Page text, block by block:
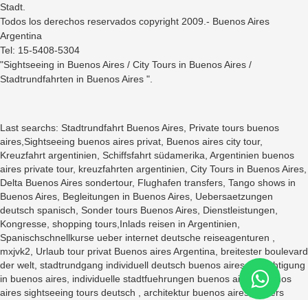
Stadt.
Todos los derechos reservados copyright 2009.- Buenos Aires
Argentina
Tel: 15-5408-5304
"Sightseeing in Buenos Aires / City Tours in Buenos Aires /
Stadtrundfahrten in Buenos Aires ".
Last searchs: Stadtrundfahrt Buenos Aires, Private tours buenos
aires,Sightseeing buenos aires privat, Buenos aires city tour,
Kreuzfahrt argentinien, Schiffsfahrt südamerika, Argentinien buenos
aires private tour, kreuzfahrten argentinien, City Tours in Buenos Aires,
Delta Buenos Aires sondertour, Flughafen transfers, Tango shows in
Buenos Aires, Begleitungen in Buenos Aires, Uebersaetzungen
deutsch spanisch, Sonder tours Buenos Aires, Dienstleistungen,
Kongresse, shopping tours,Inlads reisen in Argentinien,
Spanischschnellkurse ueber internet deutsche reiseagenturen ,
mxjvk2, Urlaub tour privat Buenos aires Argentina, breitester boulevard
der welt, stadtrundgang individuell deutsch buenos aires, besichtigung
in buenos aires, individuelle stadtfuehrungen buenos aires, buenos
aires sightseeing tours deutsch , architektur buenos aires, bcbers